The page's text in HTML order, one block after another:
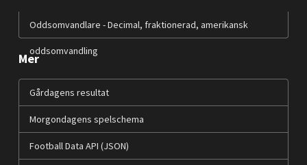
Oddsomvandlare - Decimal, fraktionerad, amerikansk
oddsomvandling
Mer
Gårdagens resultat
Morgondagens spelschema
Football Data API (JSON)